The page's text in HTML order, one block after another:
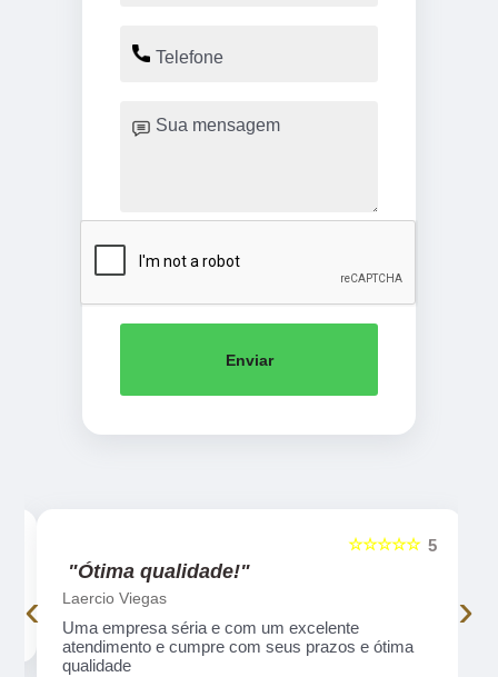
Enviar
5
☆☆☆☆☆
"Ótima qualidade!"
Laercio Viegas
Uma empresa séria e com um excelente
atendimento e cumpre com seus prazos e ótima
qualidade
‹ ›